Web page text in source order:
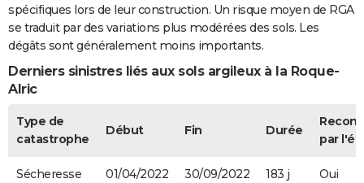
spécifiques lors de leur construction. Un risque moyen de RGA
se traduit par des variations plus modérées des sols. Les
dégâts sont généralement moins importants.
Derniers sinistres liés aux sols argileux à la Roque-
Alric
Type de
catastrophe
Début Fin Durée
par
Sécheresse 01/04/2022 30/09/2022 183 j Oui